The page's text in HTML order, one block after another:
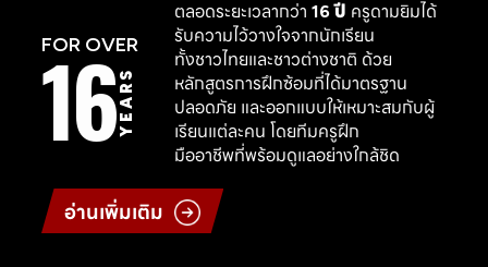
FOR OVER
16YEARS
ตลอดระยะเวลากว่า 16 ปี ครูดามยิมได้
รับความไว้วางใจจากนักเรียน
ทั้งชาวไทยและชาวต่างชาติ ด้วย
หลักสูตรการฝึกซ้อมที่ได้มาตรฐาน
ปลอดภัย และออกแบบให้เหมาะสมกับผู้
เรียนแต่ละคน โดยทีมครูฝึก
มืออาชีพที่พร้อมดูแลอย่างใกล้ชิด
อ่านเพิ่มเติม